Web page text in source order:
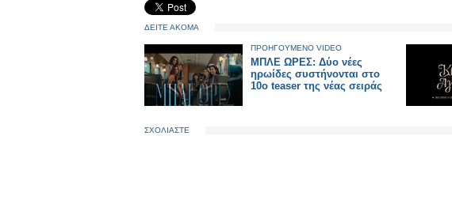
ΔΕΙΤΕ ΑΚΟΜΑ
ΠΡΟΗΓΟΥΜΕΝΟ VIDEO
ΜΠΛΕ ΩΡΕΣ: Δύο νέες
ηρωίδες συστήνονται στο
10ο teaser της νέας σειράς
ΣΧΟΛΙΑΣΤΕ